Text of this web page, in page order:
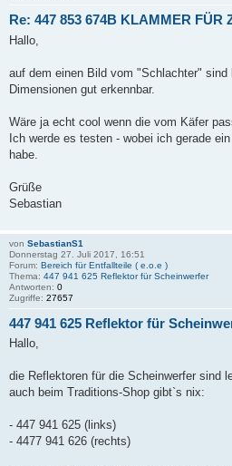
Re: 447 853 674B KLAMMER FÜR
Hallo,
auf dem einen Bild vom "Schlachter" sind
Dimensionen gut erkennbar.
Wäre ja echt cool wenn die vom Käfer
Ich werde es testen - wobei ich gerade
habe.
Grüße
Sebastian
von SebastianS1
Donnerstag 27. Juli 2017, 16:51
Forum: Bereich für Entfallteile ( e.o.e )
Thema: 447 941 625 Reflektor für Scheinwerfer
Antworten: 0
Zugriffe: 27657
447 941 625 Reflektor für
Hallo,
die Reflektoren für die Scheinwerfer sind
auch beim Traditions-Shop gibt`s nix:
- 447 941 625 (links)
- 4477 941 626 (rechts)